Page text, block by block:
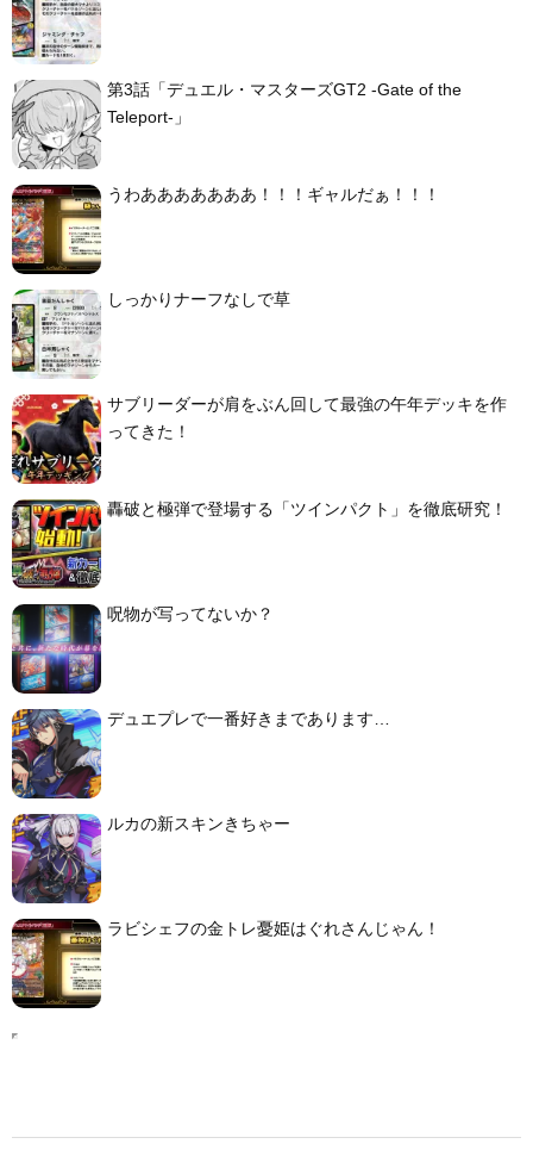
第3話「デュエル・マスターズGT2 -Gate of the
Teleport-」
うわあああああああ！！！ギャルだぁ！！！
しっかりナーフなしで草
サブリーダーが肩をぶん回して最強の午年デッキを作
ってきた！
轟破と極弾で登場する「ツインパクト」を徹底研究！
呪物が写ってないか？
デュエプレで一番好きまであります…
ルカの新スキンきちゃー
ラビシェフの金トレ憂姫はぐれさんじゃん！